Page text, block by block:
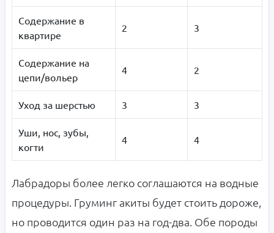
Содержание в
квартире
2 3
Содержание на
цепи/вольер
4 2
Уход за шерстью 3 3
Уши, нос, зубы,
когти
4 4
Лабрадоры более легко соглашаются на водные
процедуры. Груминг акиты будет стоить дороже,
но проводится один раз на год-два. Обе породы